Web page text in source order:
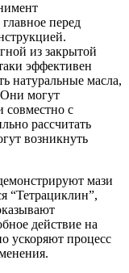
перед
из закрытой
эффективен
натуральные масла,
Они могут
совместно с
рассчитать
возникнуть
мази
“Тетрациклин”,
действие на
ускоряют процесс